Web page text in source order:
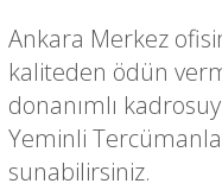
Ankara Merkez
kaliteden ödün
donanımlı
Yeminli
sunabilirsiniz.